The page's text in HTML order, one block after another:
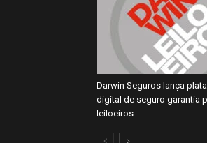
Darwin Seguros lança
digital de seguro garantia
leiloeiros